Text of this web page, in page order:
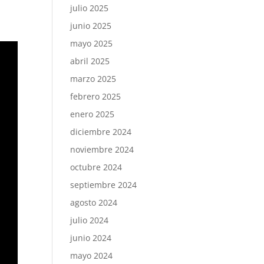
julio 2025
junio 2025
mayo 2025
abril 2025
marzo 2025
febrero 2025
enero 2025
diciembre 2024
noviembre 2024
octubre 2024
septiembre 2024
agosto 2024
julio 2024
junio 2024
mayo 2024